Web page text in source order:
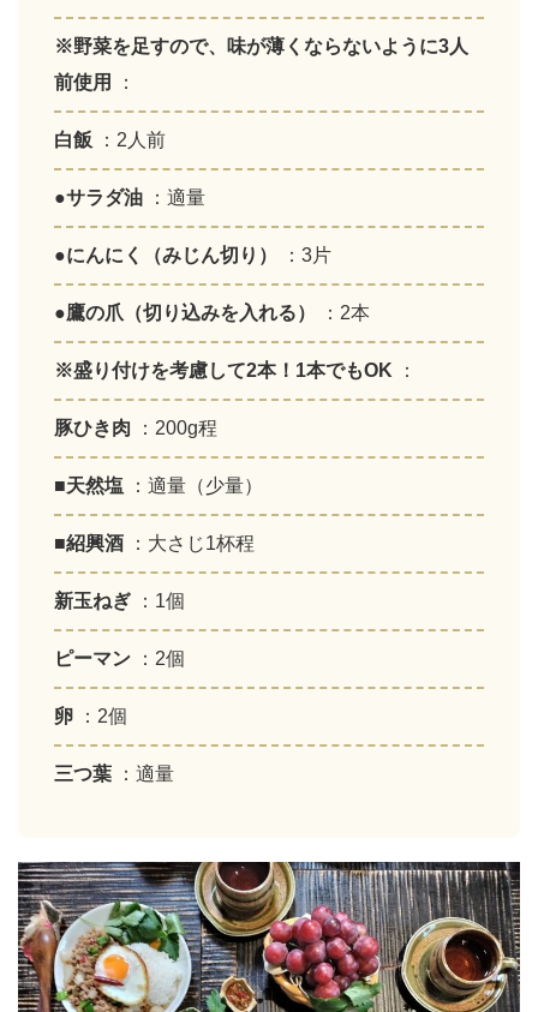
※野菜を足すので、味が薄くならないように3人
前使用
：
白飯 ：2人前
●サラダ油 ：適量
●にんにく（みじん切り） ：3片
●鷹の爪（切り込みを入れる） ：2本
※盛り付けを考慮して2本！1本でもOK ：
豚ひき肉 ：200g程
■天然塩 ：適量（少量）
■紹興酒 ：大さじ1杯程
新玉ねぎ ：1個
ピーマン ：2個
卵 ：2個
三つ葉 ：適量